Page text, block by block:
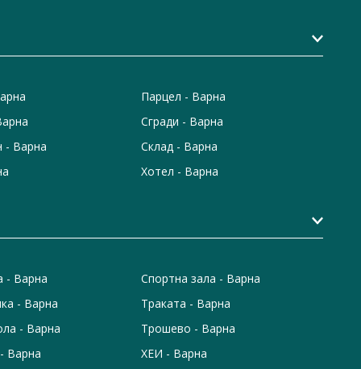
- Варна
Парцел - Варна
Сгради - Варна
Склад - Варна
Хотел - Варна
- Варна
- Варна
- Варна
Варна
Спортна зала - Варна
Траката - Варна
Трошево - Варна
ХЕИ - Варна